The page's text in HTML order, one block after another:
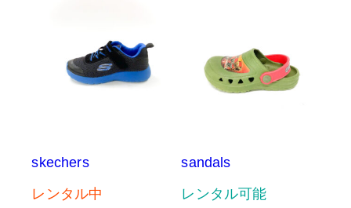
skechers
レンタル中
sandals
レンタル可能